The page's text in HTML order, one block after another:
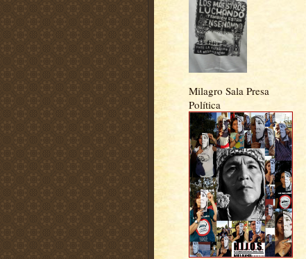
Milagro Sala Presa
Política